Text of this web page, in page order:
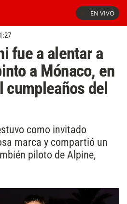
EN VIVO
fue a alentar a
a Mónaco, en
cumpleaños del
como invitado
marca y compartió un
piloto de Alpine,